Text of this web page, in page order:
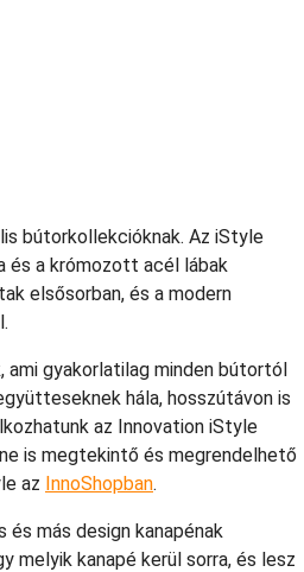
bútorkollekcióknak. Az iStyle
és a krómozott acél lábak
elsősorban, és a modern
gyakorlatilag minden bútortól
hála, hosszútávon is
az Innovation iStyle
is megtekintő és megrendelhető
az InnoShopban.
más design kanapénak
melyik kanapé kerül sorra, és lesz